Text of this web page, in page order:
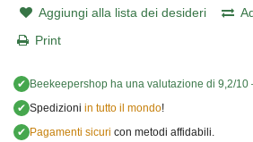
Aggiungi alla lista dei desideri
Print
✔ Beekeepershop ha una valutazione di 9,2/10
✔ Spedizioni in tutto il mondo!
✔ Pagamenti sicuri con metodi affidabili.